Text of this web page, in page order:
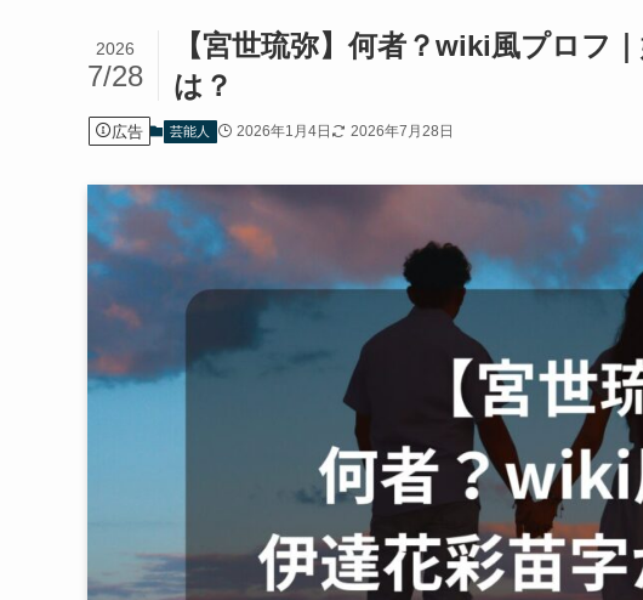
【宮世琉弥】何者？wiki風プロフ
は？
2026
7/28
広告 芸能人 2026年1月4日 2026年7月28日